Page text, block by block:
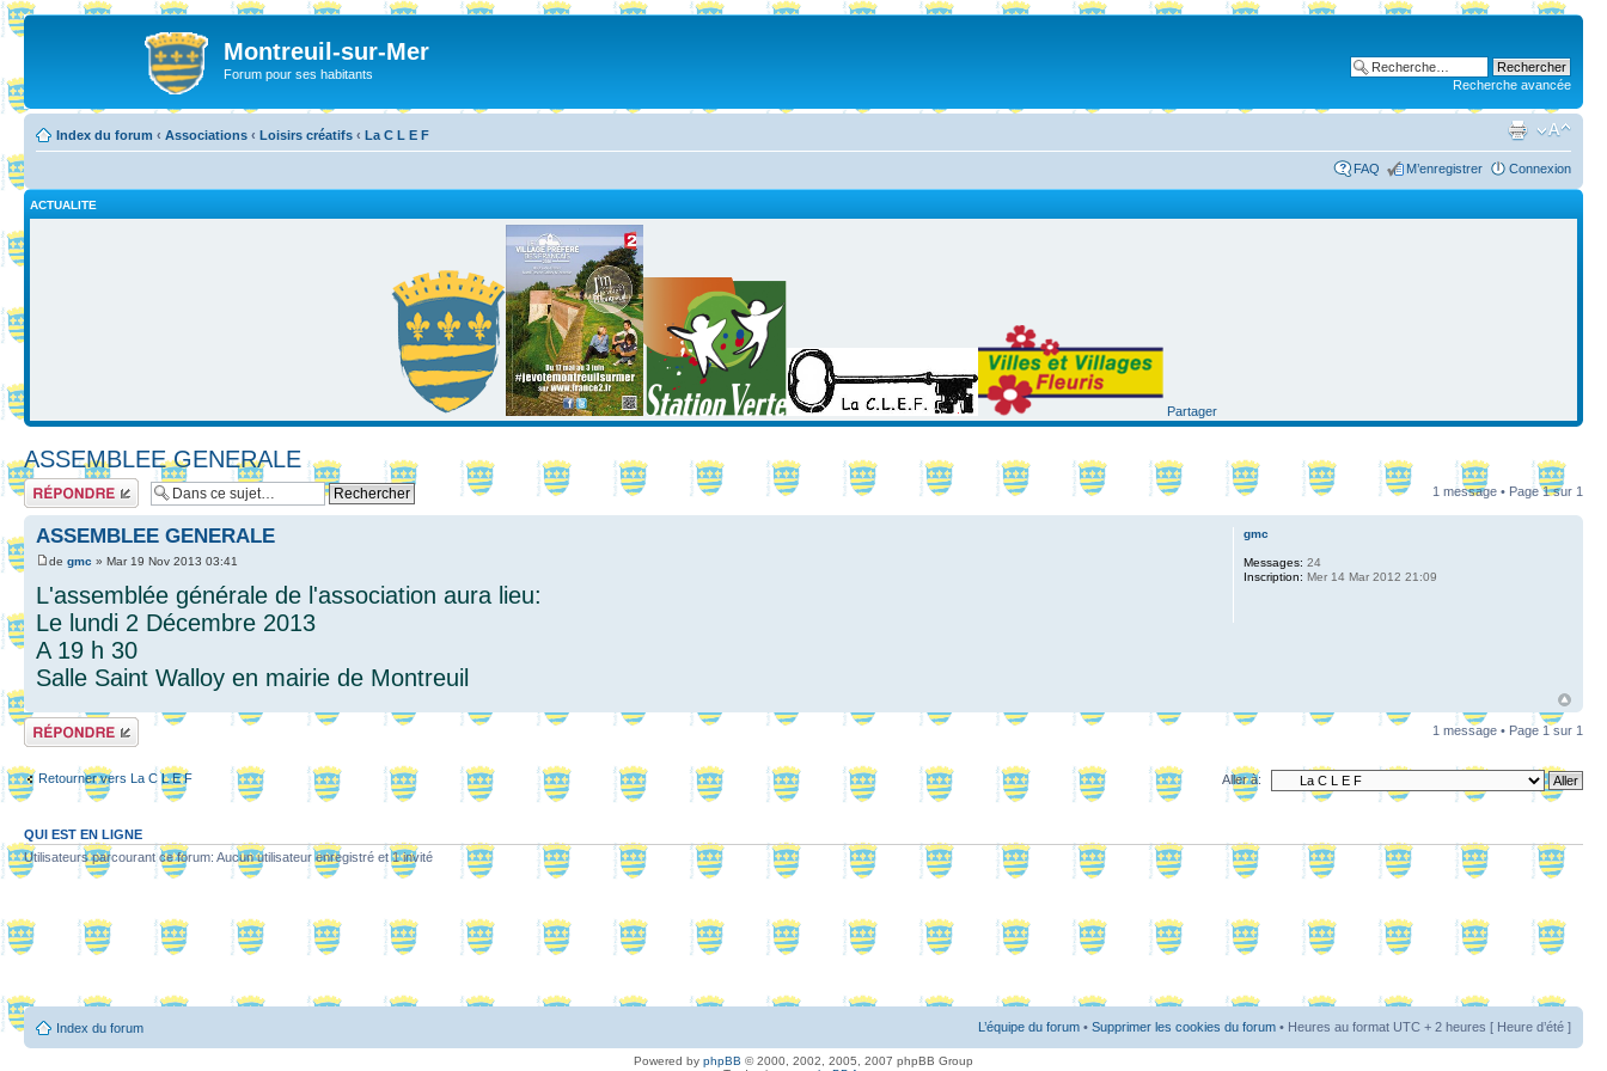
Montreuil-sur-Mer
Forum pour ses habitants
Recherche avancée
Index du forum ‹ Associations ‹ Loisirs créatifs ‹ La C L E F
FAQ M’enregistrer Connexion
ACTUALITE
Partager
ASSEMBLEE GENERALE
Répondre 1 message • Page1sur 1
ASSEMBLEE GENERALE
de gmc » Mar 19 Nov 2013 03:41
L'assemblée générale de l'association aura lieu:
Le lundi 2 Décembre 2013
A 19 h 30
Salle Saint Walloy en mairie de Montreuil
gmc
Messages: 24
Inscription: Mer 14 Mar 2012 21:09
Répondre 1 message • Page 1sur 1
Retourner vers La C L E F Aller à:
QUI EST EN LIGNE
Utilisateurs parcourant ce forum: Aucun utilisateur enregistré et 1 invité
Index du forum L’équipe du forum • Supprimer les cookies du forum • Heures au format UTC + 2 heures [ Heure d’été ]
Powered by phpBB © 2000, 2002, 2005, 2007 phpBB Group